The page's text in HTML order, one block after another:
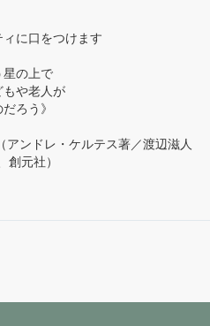
に口をつけます
星の上で
や老人が
ろう》
ンドレ・ケルテス著／渡辺滋人
元社）